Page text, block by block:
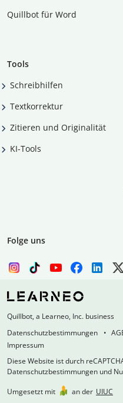
Quillbot für Word
Tools
Schreibhilfen
Textkorrektur
Zitieren und Originalität
KI-Tools
Folge uns
Quillbot, a Learneo, Inc. business
Datenschutzbestimmungen
Impressum
Diese Website ist durch
Datenschutzbestimmungen und
Umgesetzt mit
an der UIUC